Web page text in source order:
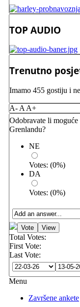
TOP AUDIO
Trenutno
Imamo 455 gostiju i
A- A A+
Odobravate li
Grenlandu?
NE
Votes: (0%)
DA
Votes: (0%)
Total Votes:
First Vote:
Last Vote:
Menu
Završene ankete